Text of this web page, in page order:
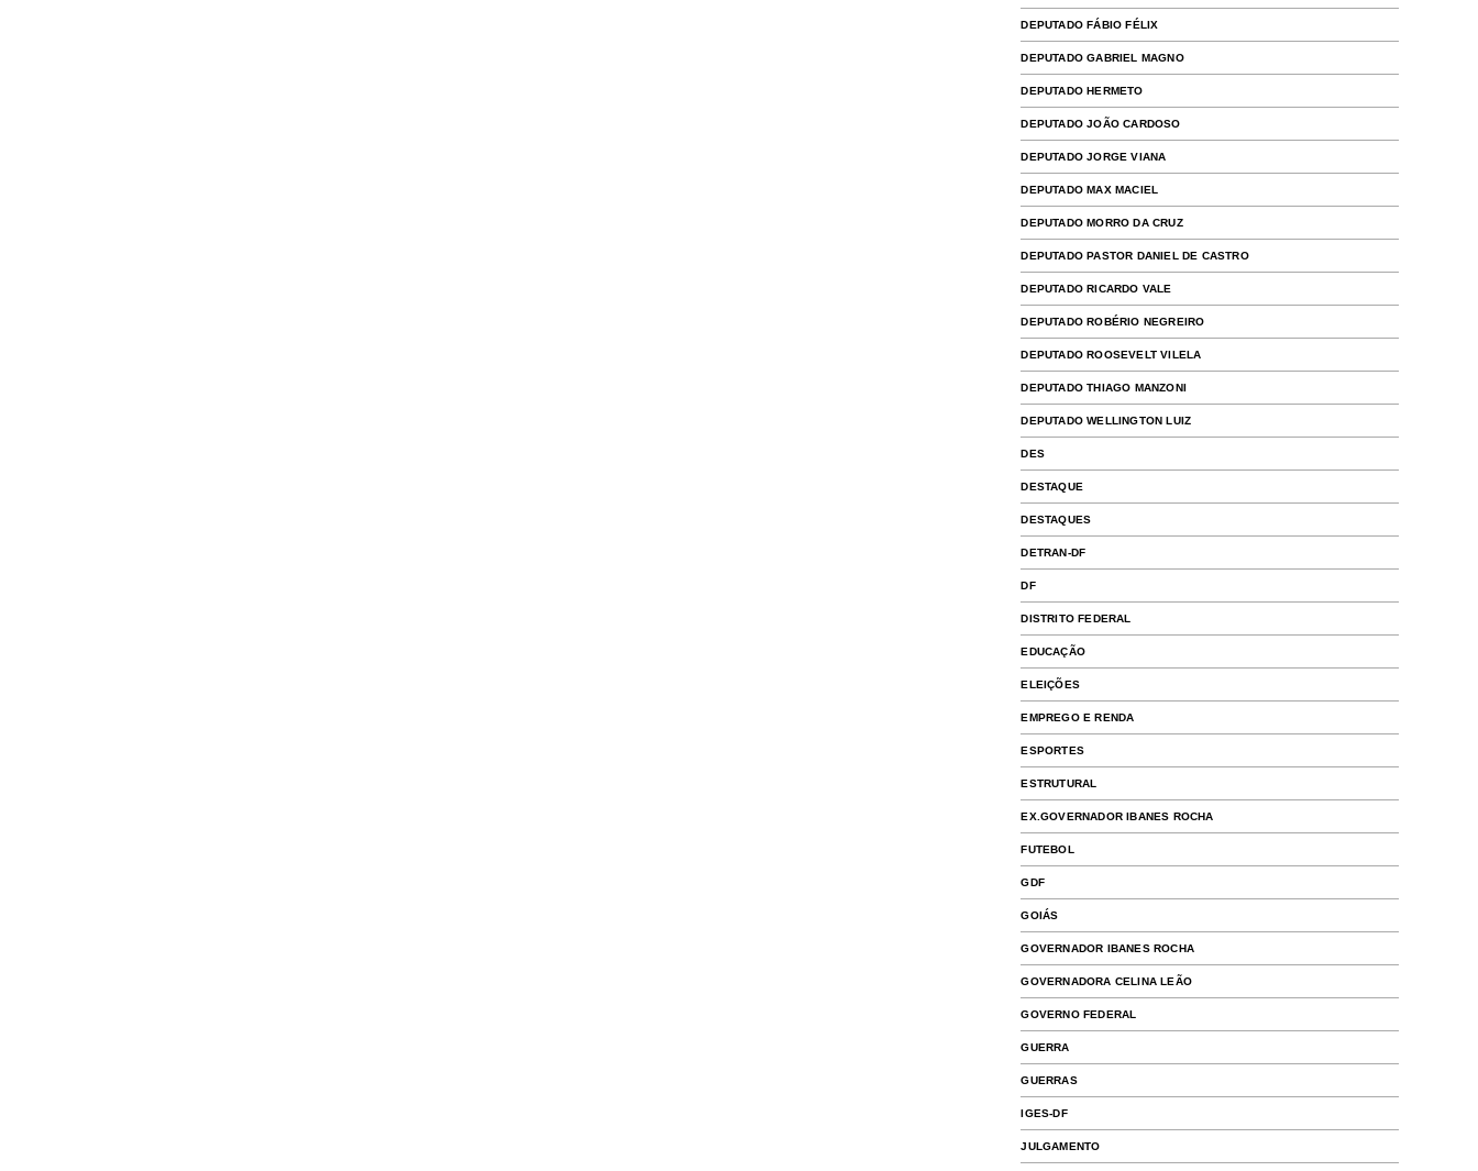
DEPUTADO FÁBIO FÉLIX
DEPUTADO GABRIEL MAGNO
DEPUTADO HERMETO
DEPUTADO JOÃO CARDOSO
DEPUTADO JORGE VIANA
DEPUTADO MAX MACIEL
DEPUTADO MORRO DA CRUZ
DEPUTADO PASTOR DANIEL DE CASTRO
DEPUTADO RICARDO VALE
DEPUTADO ROBÉRIO NEGREIRO
DEPUTADO ROOSEVELT VILELA
DEPUTADO THIAGO MANZONI
DEPUTADO WELLINGTON LUIZ
DES
DESTAQUE
DESTAQUES
DETRAN-DF
DF
DISTRITO FEDERAL
EDUCAÇÃO
ELEIÇÕES
EMPREGO E RENDA
ESPORTES
ESTRUTURAL
EX.GOVERNADOR IBANES ROCHA
FUTEBOL
GDF
GOIÁS
GOVERNADOR IBANES ROCHA
GOVERNADORA CELINA LEÃO
GOVERNO FEDERAL
GUERRA
GUERRAS
IGES-DF
JULGAMENTO